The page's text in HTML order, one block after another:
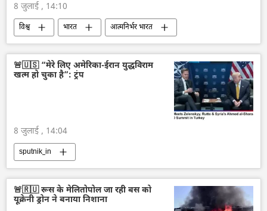
8 जुलाई , 14:10
विश्व भारत
आत्मनिर्भर भारत
भारत का विकास
भारत सरकार
दिल्ली
भारतीय संस्कृति
भारतीय पुरातत्व सर्वेक्षण
इंडोनेशिया
द्विपक्षीय रिश्ते
द्विपक्षीय व्यापार
🚨🇺🇸 “मेरे लिए अमेरिका-ईरान युद्धविराम
खत्म हो चुका है”: ट्रंप
8 जुलाई , 14:04
sputnik_in
🚨🇷🇺 रूस के मेलितोपोल जा रही बस को
यूक्रेनी ड्रोन ने बनाया निशाना